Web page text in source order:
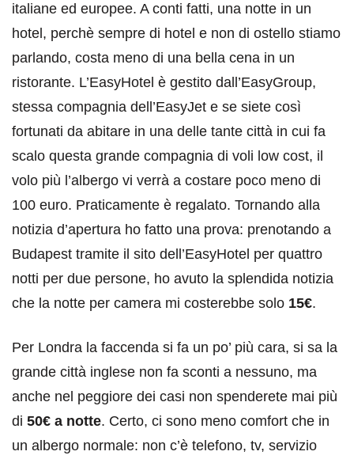
italiane ed europee. A conti fatti, una notte in un
hotel, perchè sempre di hotel e non di ostello stiamo
parlando, costa meno di una bella cena in un
ristorante. L’EasyHotel è gestito dall’EasyGroup,
stessa compagnia dell’EasyJet e se siete così
fortunati da abitare in una delle tante città in cui fa
scalo questa grande compagnia di voli low cost, il
volo più l’albergo vi verrà a costare poco meno di
100 euro. Praticamente è regalato. Tornando alla
notizia d’apertura ho fatto una prova: prenotando a
Budapest tramite il sito dell’EasyHotel per quattro
notti per due persone, ho avuto la splendida notizia
che la notte per camera mi costerebbe solo 15€.
Per Londra la faccenda si fa un po’ più cara, si sa la
grande città inglese non fa sconti a nessuno, ma
anche nel peggiore dei casi non spenderete mai più
di 50€ a notte. Certo, ci sono meno comfort che in
un albergo normale: non c’è telefono, tv, servizio